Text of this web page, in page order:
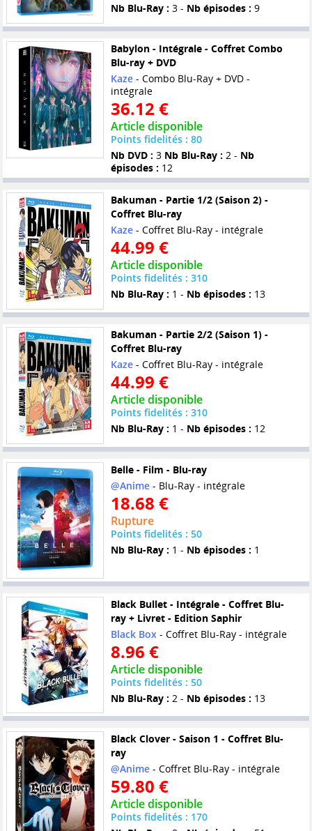
Nb Blu-Ray : 3 - Nb épisodes : 9
Babylon - Intégrale - Coffret Combo
Blu-ray + DVD
Kaze- Combo Blu-Ray + DVD -
intégrale
36.12 €
Article disponible
Points fidelités : 80
Nb DVD : 3 Nb Blu-Ray : 2 - Nb
épisodes : 12
Bakuman - Partie 1/2 (Saison 2) -
Coffret Blu-ray
Kaze- Coffret Blu-Ray - intégrale
44.99 €
Article disponible
Points fidelités : 310
Nb Blu-Ray : 1 - Nb épisodes : 13
Bakuman - Partie 2/2 (Saison 1) -
Coffret Blu-ray
Kaze- Coffret Blu-Ray - intégrale
44.99 €
Article disponible
Points fidelités : 310
Nb Blu-Ray : 1 - Nb épisodes : 12
Belle - Film - Blu-ray
@Anime- Blu-Ray - intégrale
18.68 €
Rupture
Points fidelités : 50
Nb Blu-Ray : 1 - Nb épisodes : 1
Black Bullet - Intégrale - Coffret Blu-
ray + Livret - Edition Saphir
Black Box - Coffret Blu-Ray - intégrale
8.96 €
Article disponible
Points fidelités : 50
Nb Blu-Ray : 2 - Nb épisodes : 13
Black Clover - Saison 1 - Coffret Blu-
ray
@Anime- Coffret Blu-Ray - intégrale
59.80 €
Article disponible
Points fidelités : 170